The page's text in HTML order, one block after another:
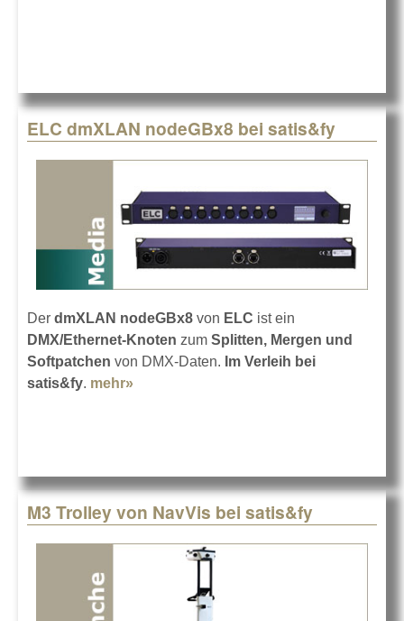
ELC dmXLAN nodeGBx8 bei satis&fy
Der dmXLAN nodeGBx8 von ELC ist ein
DMX/Ethernet-Knoten zum Splitten, Mergen und
Softpatchen von DMX-Daten. Im Verleih bei
satis&fy. mehr»
M3 Trolley von NavVis bei satis&fy